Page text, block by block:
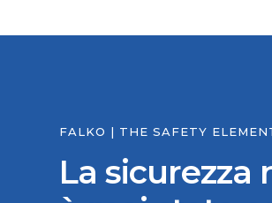
FALKO | THE SAFETY
La sicurezza